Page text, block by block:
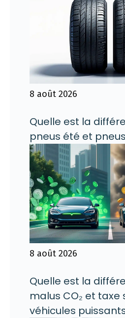
8 août 2026
Quelle est la
pneus été et
8 août 2026
Quelle est la
malus CO₂ et taxe
véhicules